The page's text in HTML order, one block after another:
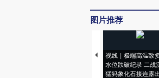
图片推荐
视线｜极端高温致
水位跌破纪录 二战
猛犸象化石接连露